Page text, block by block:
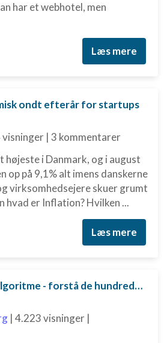
har et webhotel, men
Læs mere
ondt efterår for startups
visninger | 3 kommentarer
højeste i Danmark, og i august
op på 9,1% alt imens danskerne
virksomhedsejere skuer grumt
hvad er Inflation? Hvilken ...
Læs mere
Googles algoritme - forstå de hundredvis af parametre bag
| 4.223 visninger |